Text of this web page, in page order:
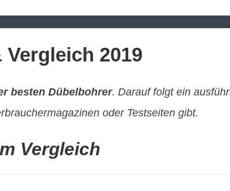
2019
besten Dübelbohrer. Darauf folgt ein
oder Testseiten gibt.
Vergleich